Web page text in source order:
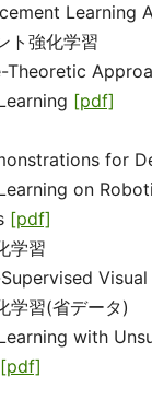
Learning
ト強化学習
Theoretic
[pdf]
for
on
[pdf]
学習
Visual
学習(省データ)
with
[pdf]